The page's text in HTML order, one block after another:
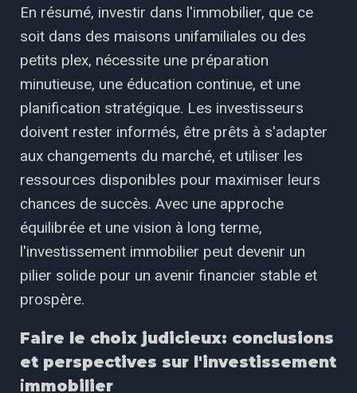
En résumé, investir dans l'immobilier, que ce
soit dans des maisons unifamiliales ou des
petits plex, nécessite une préparation
minutieuse, une éducation continue, et une
planification stratégique. Les investisseurs
doivent rester informés, être prêts à s'adapter
aux changements du marché, et utiliser les
ressources disponibles pour maximiser leurs
chances de succès. Avec une approche
équilibrée et une vision à long terme,
l'investissement immobilier peut devenir un
pilier solide pour un avenir financier stable et
prospère.
Faire le choix judicieux: conclusions
et perspectives sur l'investissement
immobilier